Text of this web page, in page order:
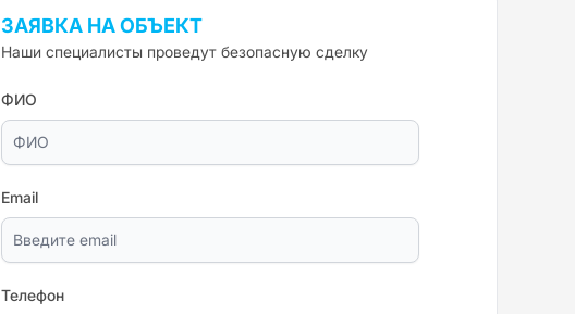
ЗАЯВКА НА ОБЪЕКТ
Наши специалисты проведут безопасную сделку
ФИО
Email
Телефон